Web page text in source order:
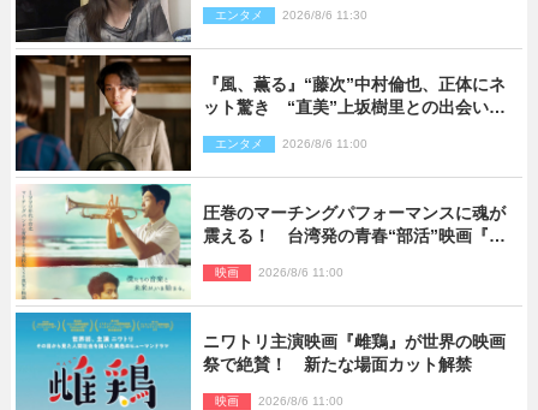
エンタメ 2026/8/6 11:30
『風、薫る』“藤次”中村倫也、正体にネ
ット驚き “直美”上坂樹里との出会いに
しなよ！」
エンタメ 2026/8/6 11:00
圧巻のマーチングパフォーマンスに魂が
震える！ 台湾発の青春“部活”映画『進
映画 2026/8/6 11:00
ニワトリ主演映画『雌鶏』が世界の映画
祭で絶賛！ 新たな場面カット解禁
映画 2026/8/6 11:00